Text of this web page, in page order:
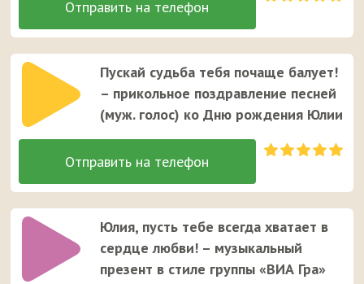
Пускай судьба тебя почаще балует!
– прикольное поздравление песней
(муж. голос) ко Дню рождения Юлии
Юлия, пусть тебе всегда хватает в
сердце любви! – музыкальный
презент в стиле группы «ВИА Гра»